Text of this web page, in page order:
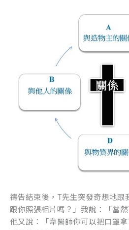
禱告結束後，T先生突發奇想地跟
跟你照張相片嗎？」我說：「當然
他又說：「韋醫師你可以把口罩